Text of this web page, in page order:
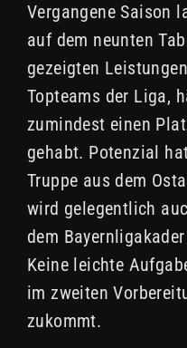
Vergangene Saison
auf dem neunten
gezeigten
Topteams der Liga,
zumindest einen
gehabt. Potenzial
Truppe aus dem
wird gelegentlich
dem
Keine leichte
im zweiten
zukommt.